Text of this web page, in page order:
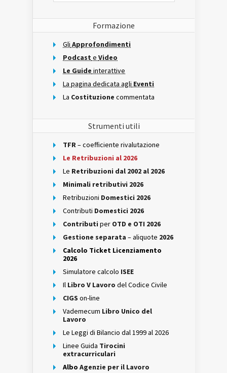
Formazione
Gli Approfondimenti
Podcast e Video
Le Guide interattive
La pagina dedicata agli Eventi
La Costituzione commentata
Strumenti utili
TFR– coefficiente rivalutazione
Le Retribuzioni al 2026
Le Retribuzioni dal 2002 al 2026
Minimali retributivi 2026
Retribuzioni Domestici 2026
Contributi Domestici 2026
Contributi per OTD e OTI 2026
Gestione separata – aliquote 2026
Calcolo Ticket Licenziamento
2026
Simulatore calcolo ISEE
Il Libro V Lavoro del Codice Civile
CIGS on-line
Vademecum Libro Unico del
Lavoro
Le Leggi di Bilancio dal 1999 al 2026
Linee Guida Tirocini
extracurriculari
Albo Agenzie per il Lavoro